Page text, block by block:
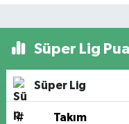
Süper Lig
Süper Lig
# Takım